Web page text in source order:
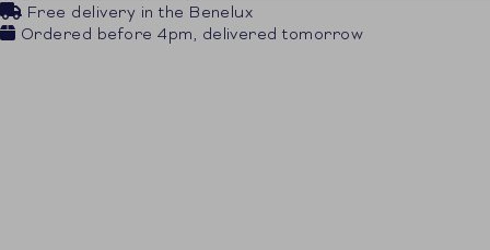
Free delivery in the Benelux
Ordered before 4pm, delivered tomorrow